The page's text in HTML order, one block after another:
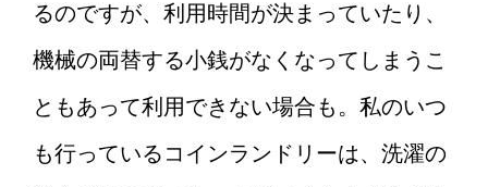
るのですが、利用時間が決まっていたり、
機械の両替する小銭がなくなってしまうこ
ともあって利用できない場合も。私のいつ
も行っているコインランドリーは、洗濯の